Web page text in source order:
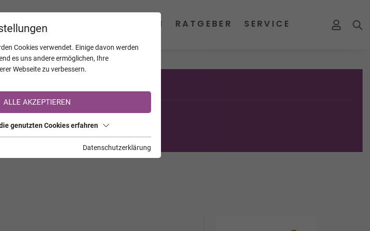
auf TrauerHilfe.it registriert?
Registrierung <<
Cookies verwendet. Einige davon werden
es uns andere ermöglichen, Ihre
Webseite zu verbessern.
ALLE AKZEPTIEREN
genutzten Cookies erfahren
Datenschutzerklärung
JAHRESTAGE UNTERNEHMEN RATGEBER SERVICE